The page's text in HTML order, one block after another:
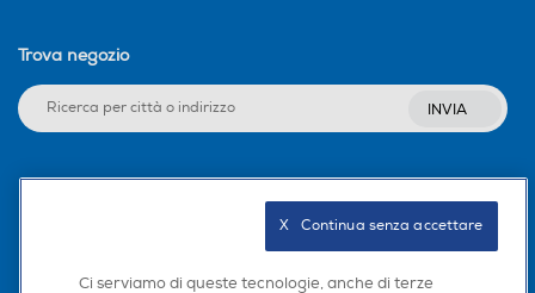
Trova negozio
INVIA
Ci serviamo di queste tecnologie, anche di terze
X   Continua senza accettare